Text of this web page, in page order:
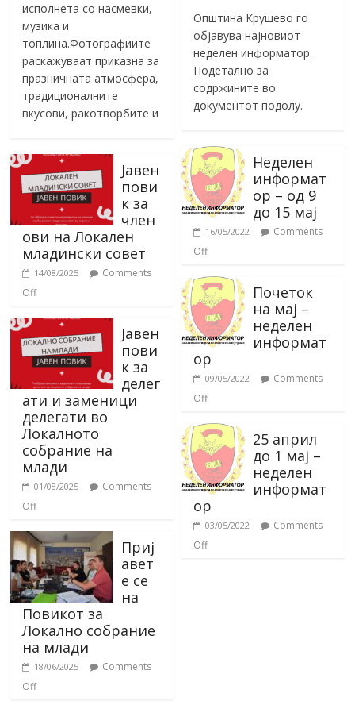
исполнета со насмевки,
музика и
топлина.Фотографиите
раскажуваат приказна за
празничната атмосфера,
традиционалните
вкусови, ракотворбите и
Јавен
пови
к за
член
ови на Локален
младински совет
14/08/2025
Comments
Off
Јавен
пови
к за
делег
ати и заменици
делегати во
Локалното
собрание на
млади
01/08/2025
Comments
Off
Приј
авет
е се
на
Повикот за
Локално собрание
на млади
18/06/2025
Comments
Off
Општина Крушево го
објавува најновиот
неделен информатор.
Подетално за
содржините во
документот подолу.
Неделен
информат
ор – од 9
до 15 мај
16/05/2022
Comments
Off
Почеток
на мај –
неделен
информат
ор
09/05/2022
Comments
Off
25 април
до 1 мај –
неделен
информат
ор
03/05/2022
Comments
Off